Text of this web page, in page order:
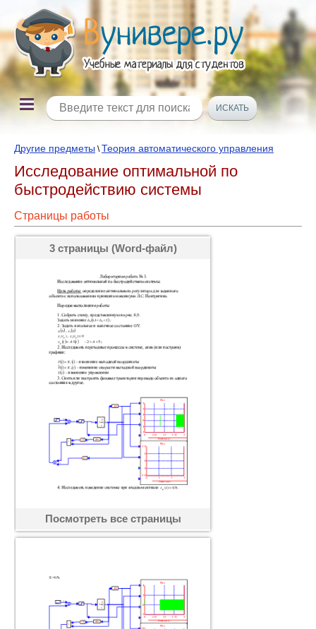
Другие предметы \Теория автоматического управления
Исследование оптимальной по
быстродействию системы
Страницы работы
3 страницы (Word-файл)
Посмотреть все страницы